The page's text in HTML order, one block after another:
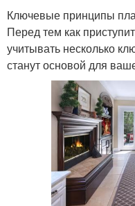
Ключевые принципы
Перед тем как
учитывать несколько
станут основой для